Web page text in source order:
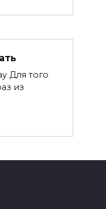
Для того
из